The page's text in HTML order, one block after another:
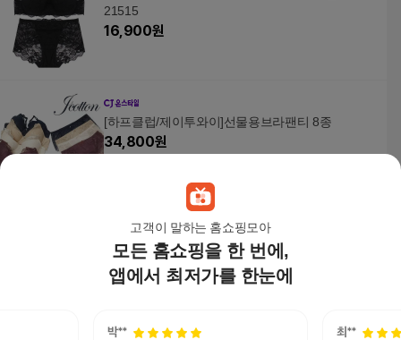
고객이 말하는 홈쇼핑모아
모든 홈쇼핑을 한 번에,
앱에서 최저가를 한눈에
21515
16,900원
[하프클럽/제이투와이]선물용브라팬티 8종
34,800원
여성 리얼1차 브라팬티세트 6종
27,900원